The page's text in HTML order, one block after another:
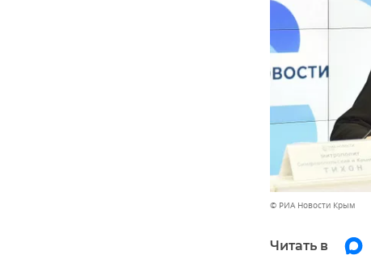
© РИА Новости Крым
Читать в